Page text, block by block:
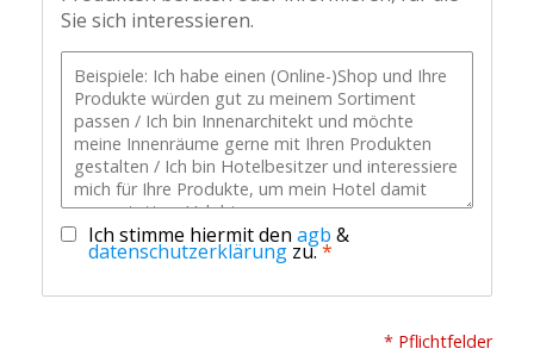
Sie sich interessieren.
Ich stimme hiermit den agb &
datenschutzerklärung zu.*
* Pflichtfelder